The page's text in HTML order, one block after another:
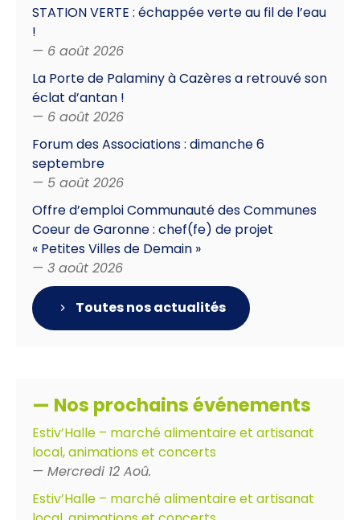
STATION VERTE : échappée verte au fil de l’eau
!
— 6 août 2026
La Porte de Palaminy à Cazères a retrouvé son
éclat d’antan !
— 6 août 2026
Forum des Associations : dimanche 6
septembre
— 5 août 2026
Offre d’emploi Communauté des Communes
Coeur de Garonne : chef(fe) de projet
« Petites Villes de Demain »
— 3 août 2026
Toutes nos actualités
— Nos prochains événements
Estiv’Halle – marché alimentaire et artisanat
local, animations et concerts
— Mercredi 12 Aoû.
Estiv’Halle – marché alimentaire et artisanat